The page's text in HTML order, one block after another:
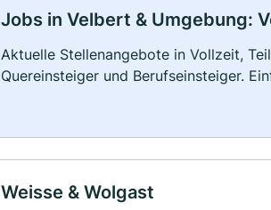
Jobs in Velbert & Umgebung:
Aktuelle Stellenangebote in Vollzeit,
Quereinsteiger und Berufseinsteiger.
Weisse & Wolgast